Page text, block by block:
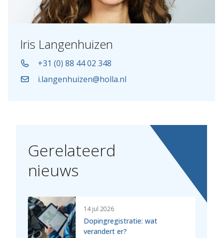
Iris Langenhuizen
+31 (0) 88 44 02 348
i.langenhuizen@holla.nl
Gerelateerd
nieuws
14 jul 2026
Dopingregistratie: wat
verandert er?